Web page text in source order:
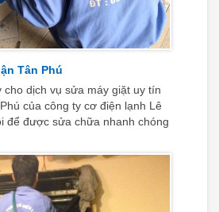
Tân Phú
cho dịch vụ sửa máy giặt uy tín
của công ty cơ điện lạnh Lê
để được sửa chữa nhanh chóng